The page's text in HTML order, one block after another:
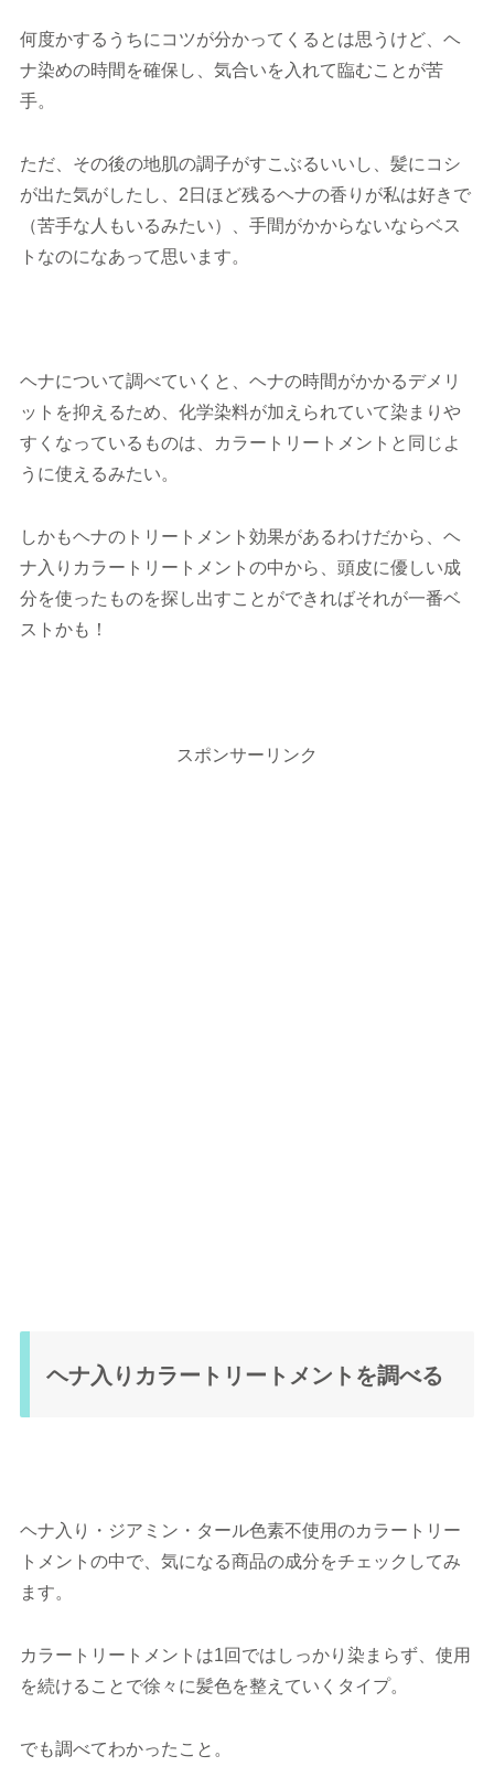
何度かするうちにコツが分かってくるとは思うけど、ヘ
ナ染めの時間を確保し、気合いを入れて臨むことが苦
手。
ただ、その後の地肌の調子がすこぶるいいし、髪にコシ
が出た気がしたし、2日ほど残るヘナの香りが私は好きで
（苦手な人もいるみたい）、手間がかからないならベス
トなのになあって思います。
ヘナについて調べていくと、ヘナの時間がかかるデメリ
ットを抑えるため、化学染料が加えられていて染まりや
すくなっているものは、カラートリートメントと同じよ
うに使えるみたい。
しかもヘナのトリートメント効果があるわけだから、ヘ
ナ入りカラートリートメントの中から、頭皮に優しい成
分を使ったものを探し出すことができればそれが一番ベ
ストかも！
スポンサーリンク
ヘナ入りカラートリートメントを調べる
ヘナ入り・ジアミン・タール色素不使用のカラートリー
トメントの中で、気になる商品の成分をチェックしてみ
ます。
カラートリートメントは1回ではしっかり染まらず、使用
を続けることで徐々に髪色を整えていくタイプ。
でも調べてわかったこと。